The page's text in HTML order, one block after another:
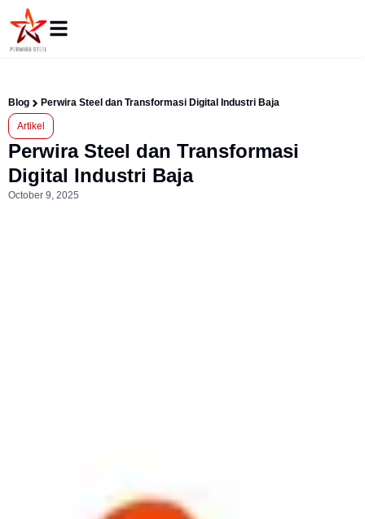
Blog Perwira Steel dan Transformasi Digital Industri Baja
Artikel
Perwira Steel dan Transformasi
Digital Industri Baja
October 9, 2025